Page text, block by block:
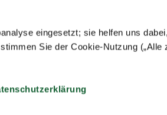
eingesetzt; sie helfen uns
Sie der Cookie-Nutzung („Alle
Pizza als Funghi bestelle.
verspielt, aber auch sanftmütig & sehr